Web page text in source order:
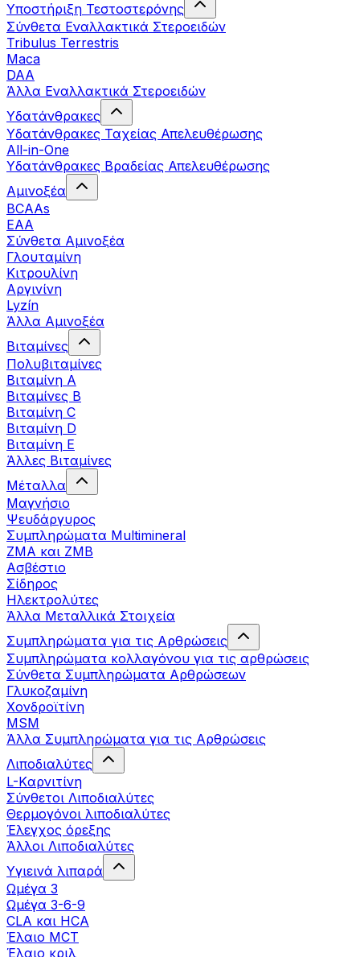
Υποστήριξη Τεστοστερόνης
Σύνθετα Εναλλακτικά Στεροειδών
Tribulus Terrestris
Maca
DAA
Άλλα Εναλλακτικά Στεροειδών
Υδατάνθρακες
Υδατάνθρακες Ταχείας Απελευθέρωσης
All-in-One
Υδατάνθρακες Βραδείας Απελευθέρωσης
Αμινοξέα
BCAAs
EAA
Σύνθετα Αμινοξέα
Γλουταμίνη
Κιτρουλίνη
Αργινίνη
Lyzín
Άλλα Αμινοξέα
Βιταμίνες
Πολυβιταμίνες
Βιταμίνη Α
Βιταμίνες Β
Βιταμίνη C
Βιταμίνη D
Βιταμίνη Ε
Άλλες Βιταμίνες
Μέταλλα
Μαγνήσιο
Ψευδάργυρος
Συμπληρώματα Multimineral
ZMA και ZMB
Ασβέστιο
Σίδηρος
Ηλεκτρολύτες
Άλλα Mεταλλικά Στοιχεία
Συμπληρώματα για τις Αρθρώσεις
Συμπληρώματα κολλαγόνου για τις αρθρώσεις
Σύνθετα Συμπληρώματα Αρθρώσεων
Γλυκοζαμίνη
Χονδροϊτίνη
MSM
Άλλα Συμπληρώματα για τις Αρθρώσεις
Λιποδιαλύτες
L-Kαρνιτίνη
Σύνθετοι Λιποδιαλύτες
Θερμογόνοι λιποδιαλύτες
Έλεγχος όρεξης
Άλλοι Λιποδιαλύτες
Υγιεινά λιπαρά
Ωμέγα 3
Ωμέγα 3-6-9
CLA και HCA
Έλαιο MCT
Έλαιο κριλ